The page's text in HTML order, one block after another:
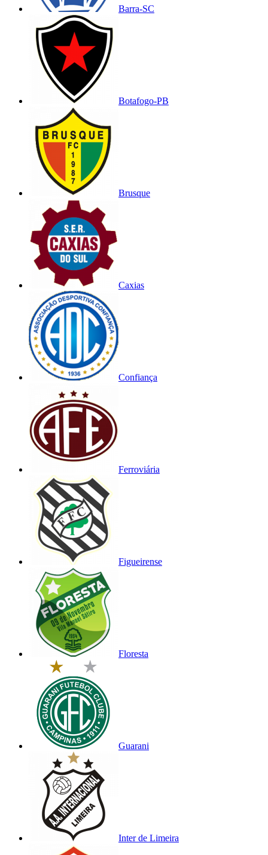
Barra-SC
Botafogo-PB
Brusque
Caxias
Confiança
Ferroviária
Figueirense
Floresta
Guarani
Inter de Limeira